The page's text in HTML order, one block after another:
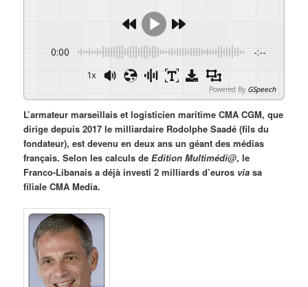
0:00 -:--
1x
Powered By GSpeech
L’armateur marseillais et logisticien maritime CMA CGM, que
dirige depuis 2017 le milliardaire Rodolphe Saadé (fils du
fondateur), est devenu en deux ans un géant des médias
français. Selon les calculs deEdition Multimédi@, le
Franco-Libanais a déjà investi 2 milliards d’euros via sa
filiale CMA Media.